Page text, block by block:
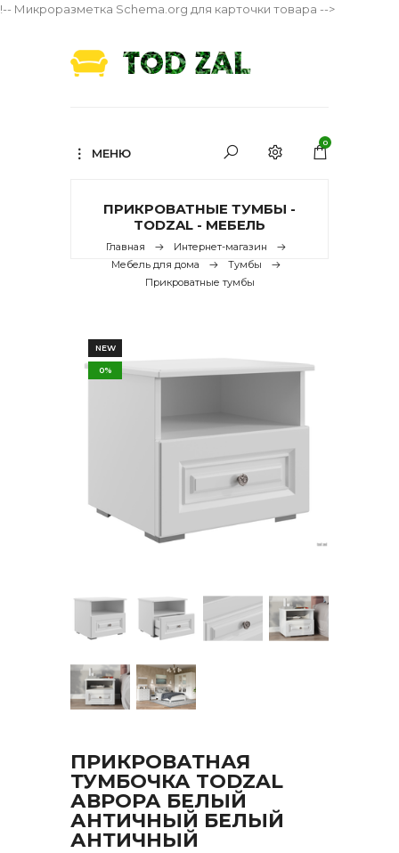
!-- Микроразметка Schema.org для карточки товара -->
МЕНЮ
0
ПРИКРОВАТНЫЕ ТУМБЫ -
TODZAL - МЕБЕЛЬ
Главная
Интернет-магазин
Мебель для дома
Тумбы
Прикроватные тумбы
NEW
0%
ПРИКРОВАТНАЯ
ТУМБОЧКА TODZAL
АВРОРА БЕЛЫЙ
АНТИЧНЫЙ БЕЛЫЙ
АНТИЧНЫЙ